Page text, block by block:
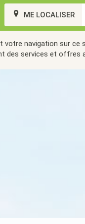
ME LOCALISER
votre navigation sur
des services et offres